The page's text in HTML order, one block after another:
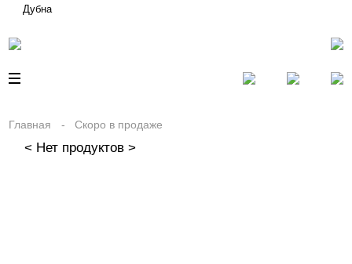
Дубна
Главная Скоро в продаже
< Нет продуктов >